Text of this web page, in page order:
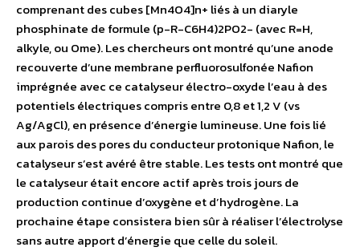
comprenant des cubes [Mn4O4]n+ liés à un diaryle
phosphinate de formule (p-R-C6H4)2PO2- (avec R=H,
alkyle, ou Ome). Les chercheurs ont montré qu’une anode
recouverte d’une membrane perfluorosulfonée Nafion
imprégnée avec ce catalyseur électro-oxyde l’eau à des
potentiels électriques compris entre 0,8 et 1,2 V (vs
Ag/AgCl), en présence d’énergie lumineuse. Une fois lié
aux parois des pores du conducteur protonique Nafion, le
catalyseur s’est avéré être stable. Les tests ont montré que
le catalyseur était encore actif après trois jours de
production continue d’oxygène et d’hydrogène. La
prochaine étape consistera bien sûr à réaliser l’électrolyse
sans autre apport d’énergie que celle du soleil.